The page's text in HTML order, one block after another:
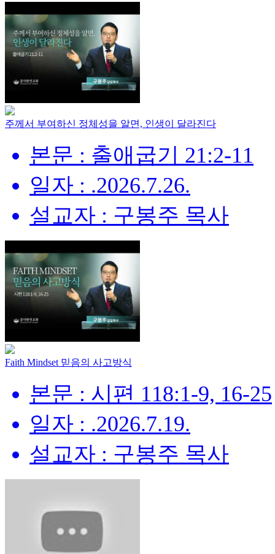
주께서 부여하신 정체성을 알면, 인생이 달라진다
본문 : 출애굽기 21:2-11
일자 : .2026.7.26.
설교자 : 구봉주 목사
Faith Mindset 믿음의 사고방식
본문 : 시편 118:1-9, 16-25
일자 : .2026.7.19.
설교자 : 구봉주 목사